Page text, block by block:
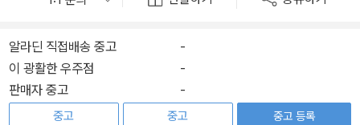
알라딘 직접배송 중고
-
이 광활한 우주점
-
판매자 중고
-
중고
중고
중고 등록